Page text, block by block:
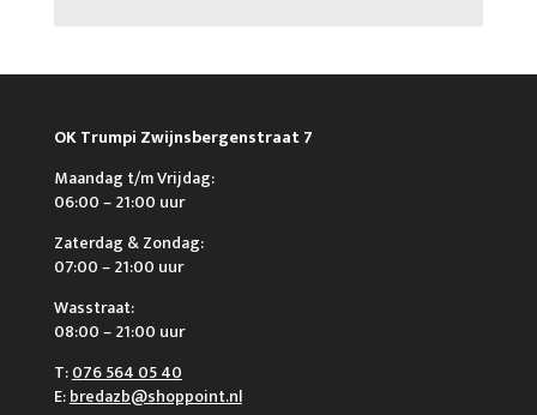
OK Trumpi Zwijnsbergenstraat 7
Maandag t/m Vrijdag:
06:00 – 21:00 uur
Zaterdag & Zondag:
07:00 – 21:00 uur
Wasstraat:
08:00 – 21:00 uur
T:076 564 05 40
E:bredazb@shoppoint.nl